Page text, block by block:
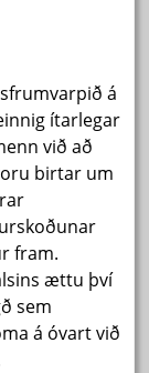
á
ítarlegar
við að
birtar um
fram.
ættu því
sem
á óvart við